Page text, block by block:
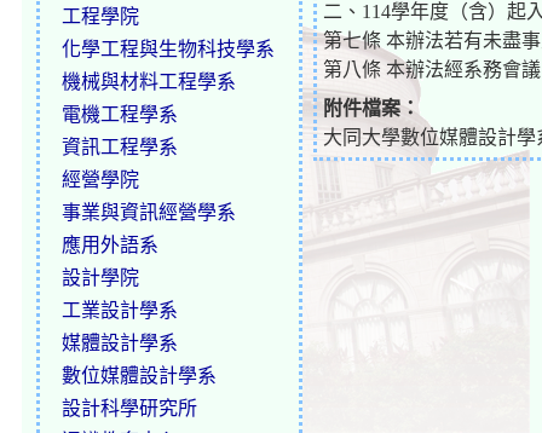
工程學院
化學工程與生物科技學系
機械與材料工程學系
電機工程學系
資訊工程學系
經營學院
事業與資訊經營學系
應用外語系
設計學院
工業設計學系
媒體設計學系
數位媒體設計學系
設計科學研究所
二、114學年度（含）起
第七條 本辦法若有未盡
第八條 本辦法經系務會
附件檔案：
大同大學數位媒體設計